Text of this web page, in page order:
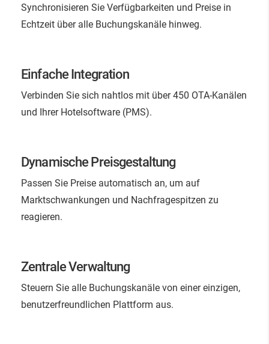
Synchronisieren Sie Verfügbarkeiten und Preise in
Echtzeit über alle Buchungskanäle hinweg.
Einfache Integration
Verbinden Sie sich nahtlos mit über 450 OTA-Kanälen
und Ihrer Hotelsoftware (PMS).
Dynamische Preisgestaltung
Passen Sie Preise automatisch an, um auf
Marktschwankungen und Nachfragespitzen zu
reagieren.
Zentrale Verwaltung
Steuern Sie alle Buchungskanäle von einer einzigen,
benutzerfreundlichen Plattform aus.